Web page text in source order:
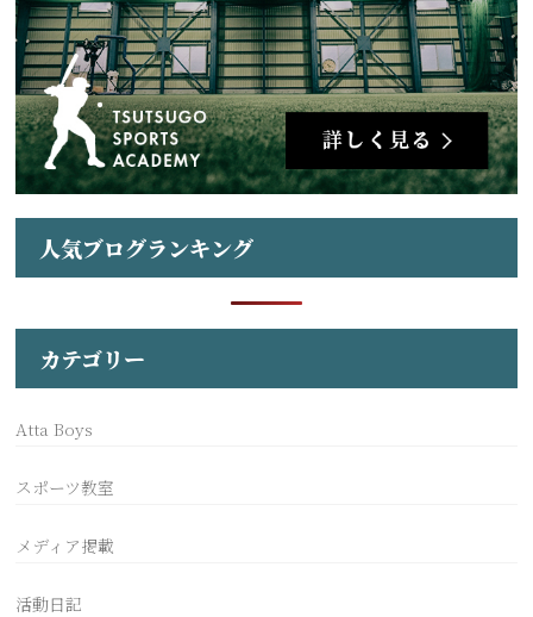
人気ブログランキング
カテゴリー
Atta Boys
スポーツ教室
メディア掲載
活動日記